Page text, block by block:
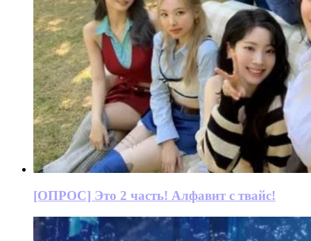
[ОПРОС] Это 2 часть! Алфавит с твайс!